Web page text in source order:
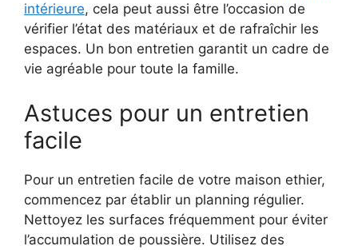
intérieure, cela peut aussi être l’occasion de
vérifier l’état des matériaux et de rafraîchir les
espaces. Un bon entretien garantit un cadre de
vie agréable pour toute la famille.
Astuces pour un entretien
facile
Pour un entretien facile de votre maison ethier,
commencez par établir un planning régulier.
Nettoyez les surfaces fréquemment pour éviter
l’accumulation de poussière. Utilisez des